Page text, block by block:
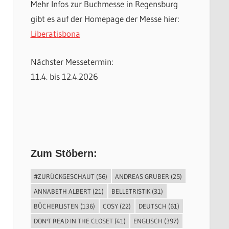
Mehr Infos zur Buchmesse in Regensburg
gibt es auf der Homepage der Messe hier:
Liberatisbona
Nächster Messetermin:
11.4. bis 12.4.2026
Zum Stöbern:
#ZURÜCKGESCHAUT (56) ANDREAS GRUBER (25)
ANNABETH ALBERT (21) BELLETRISTIK (31)
BÜCHERLISTEN (136) COSY (22) DEUTSCH (61)
DON'T READ IN THE CLOSET (41) ENGLISCH (397)